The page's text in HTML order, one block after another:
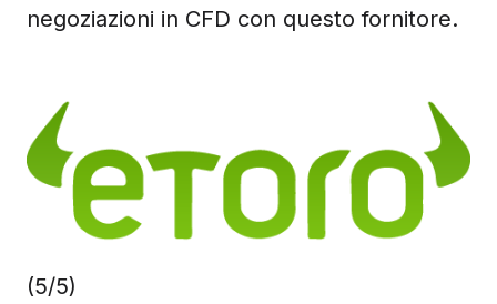
negoziazioni in CFD con questo fornitore.
(5/5)